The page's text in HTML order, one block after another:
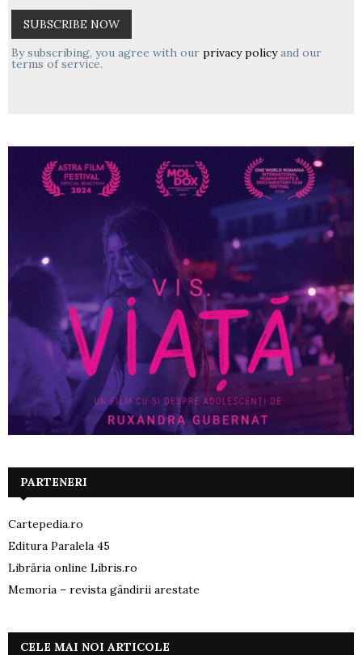
By subscribing, you agree with our privacy policyand our
terms of service.
PARTENERI
Cartepedia.ro
Editura Paralela 45
Librăria online Libris.ro
Memoria – revista gândirii arestate
CELE MAI NOI ARTICOLE